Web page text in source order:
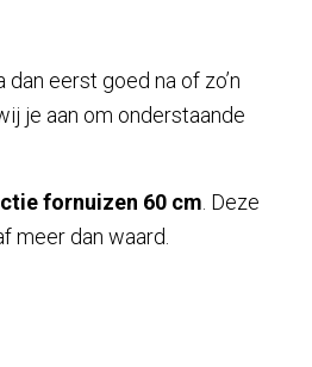
eerst goed na of zo’n
je aan om onderstaande
fornuizen 60 cm . Deze
meer dan waard.